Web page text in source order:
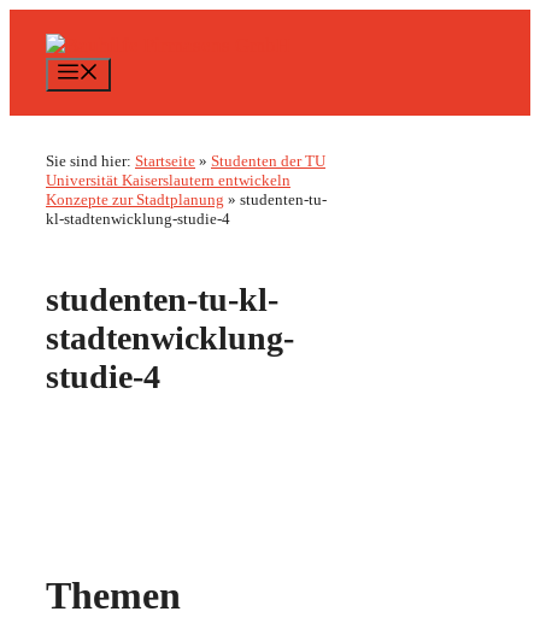
Inhalt
springen
Sie sind hier: Startseite » Studenten der TU
Universität Kaiserslautern entwickeln
Konzepte zur Stadtplanung » studenten-tu-
kl-stadtenwicklung-studie-4
studenten-tu-kl-
stadtenwicklung-
studie-4
Themen